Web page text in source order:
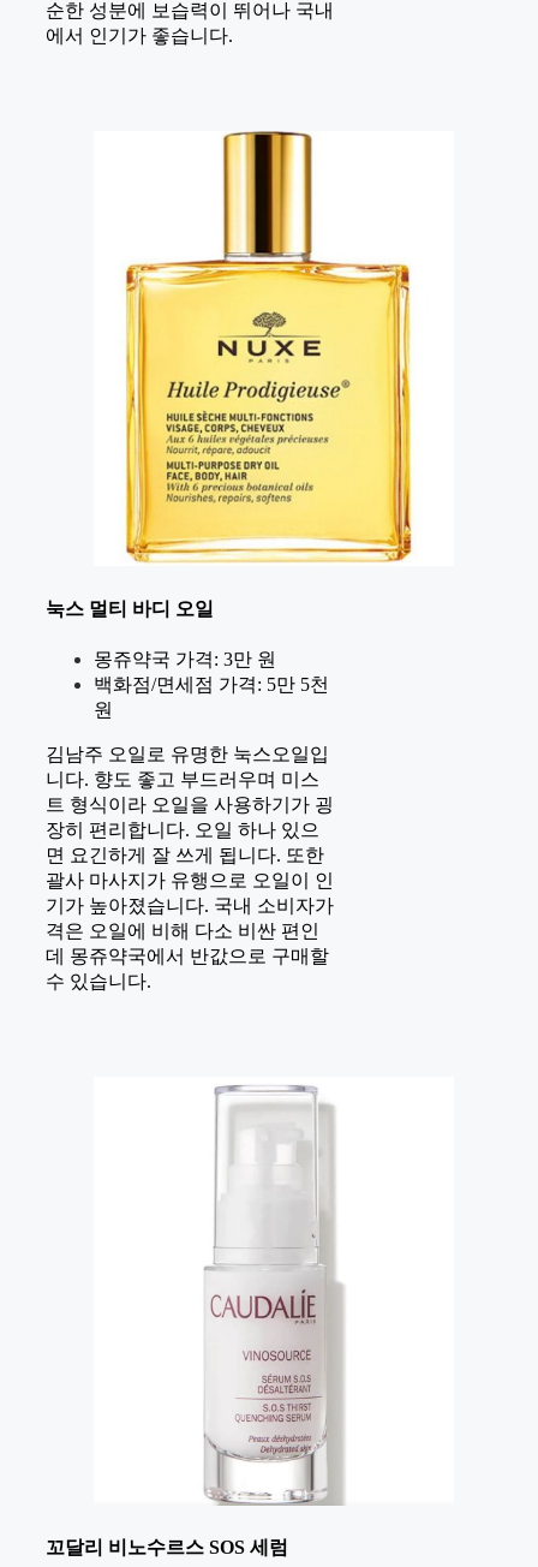
순한 성분에 보습력이 뛰어나 국내
에서 인기가 좋습니다.
눅스 멀티 바디 오일
몽쥬약국 가격: 3만 원
백화점/면세점 가격: 5만 5천
원
김남주 오일로 유명한 눅스오일입
니다. 향도 좋고 부드러우며 미스
트 형식이라 오일을 사용하기가 굉
장히 편리합니다. 오일 하나 있으
면 요긴하게 잘 쓰게 됩니다. 또한
괄사 마사지가 유행으로 오일이 인
기가 높아졌습니다. 국내 소비자가
격은 오일에 비해 다소 비싼 편인
데 몽쥬약국에서 반값으로 구매할
수 있습니다.
꼬달리 비노수르스 SOS 세럼